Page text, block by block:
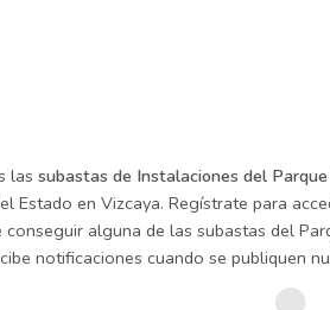
las subastas de Instalaciones del
Estado en Vizcaya. Regístrate para
alguna de las subastas del
notificaciones cuando se publiquen